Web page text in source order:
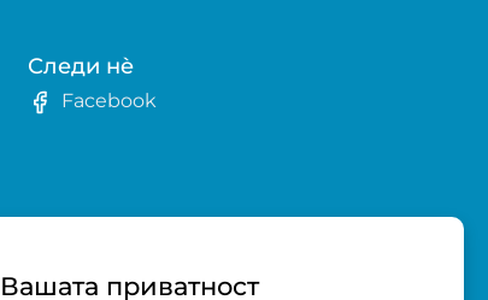
Вашата приватност
Следи нè
Facebook